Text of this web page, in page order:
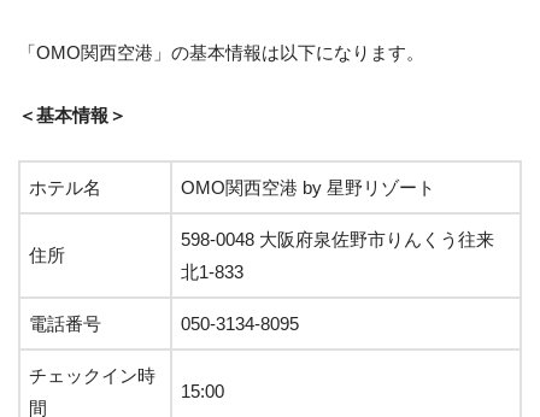
「OMO関西空港」の基本情報は以下になります。
＜基本情報＞
ホテル名 OMO関西空港 by 星野リゾート
住所
598-0048 大阪府泉佐野市りんくう往来
北1-833
電話番号 050-3134-8095
チェックイン時
間
15:00